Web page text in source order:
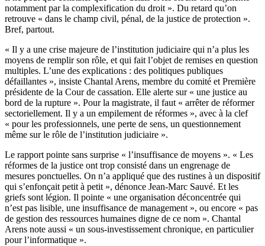
notamment par la complexification du droit ». Du retard qu’on
retrouve « dans le champ civil, pénal, de la justice de protection ».
Bref, partout.
« Il y a une crise majeure de l’institution judiciaire qui n’a plus les
moyens de remplir son rôle, et qui fait l’objet de remises en question
multiples. L’une des explications : des politiques publiques
défaillantes », insiste Chantal Arens, membre du comité et Première
présidente de la Cour de cassation. Elle alerte sur « une justice au
bord de la rupture ». Pour la magistrate, il faut « arrêter de réformer
sectoriellement. Il y a un empilement de réformes », avec à la clef
« pour les professionnels, une perte de sens, un questionnement
même sur le rôle de l’institution judiciaire ».
Le rapport pointe sans surprise « l’insuffisance de moyens ». « Les
réformes de la justice ont trop consisté dans un engrenage de
mesures ponctuelles. On n’a appliqué que des rustines à un dispositif
qui s’enfonçait petit à petit », dénonce Jean-Marc Sauvé. Et les
griefs sont légion. Il pointe « une organisation déconcentrée qui
n’est pas lisible, une insuffisance de management », ou encore « pas
de gestion des ressources humaines digne de ce nom ». Chantal
Arens note aussi « un sous-investissement chronique, en particulier
pour l’informatique ».